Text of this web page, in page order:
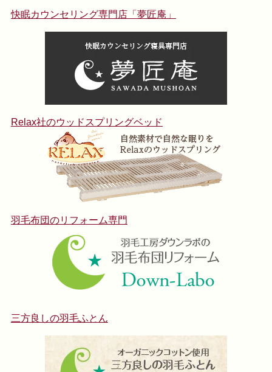
快眠カウンセリング専門店「夢匠庵」
Relax社のウッドスプリングベッド
羽毛布団のリフォーム専門
三方良しの羽毛ふとん